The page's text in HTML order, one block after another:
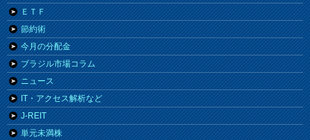
ＥＴＦ
節約術
今月の分配金
ブラジル市場コラム
ニュース
IT・アクセス解析など
J-REIT
単元未満株